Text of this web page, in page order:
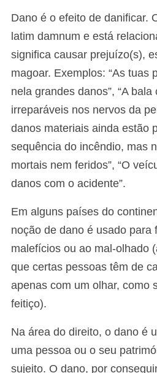
Dano é o efeito de danificar.
latim damnum e está
significa causar prejuízo(s),
magoar. Exemplos: “As tuas
nela grandes danos”, “A
irreparáveis nos nervos da
danos materiais ainda estão
sequência do incêndio, mas
mortais nem feridos”, “O
danos com o acidente”.
Em alguns países do
noção de dano é usado para
malefícios ou ao mal-olhado
que certas pessoas têm de
apenas com um olhar, como
feitiço).
Na área do direito, o dano é
uma pessoa ou o seu
sujeito. O dano, por